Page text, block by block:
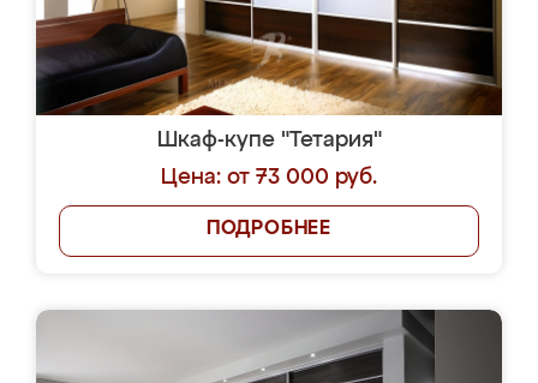
Шкаф-купе "Тетария"
Цена: от 73 000 руб.
ПОДРОБНЕЕ